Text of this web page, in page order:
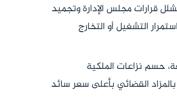
قرارات مجلس الإدارة وتجميد
التشغيل أو التخارج
حسم نزاعات الملكية
القضائي بأعلى سعر سائد